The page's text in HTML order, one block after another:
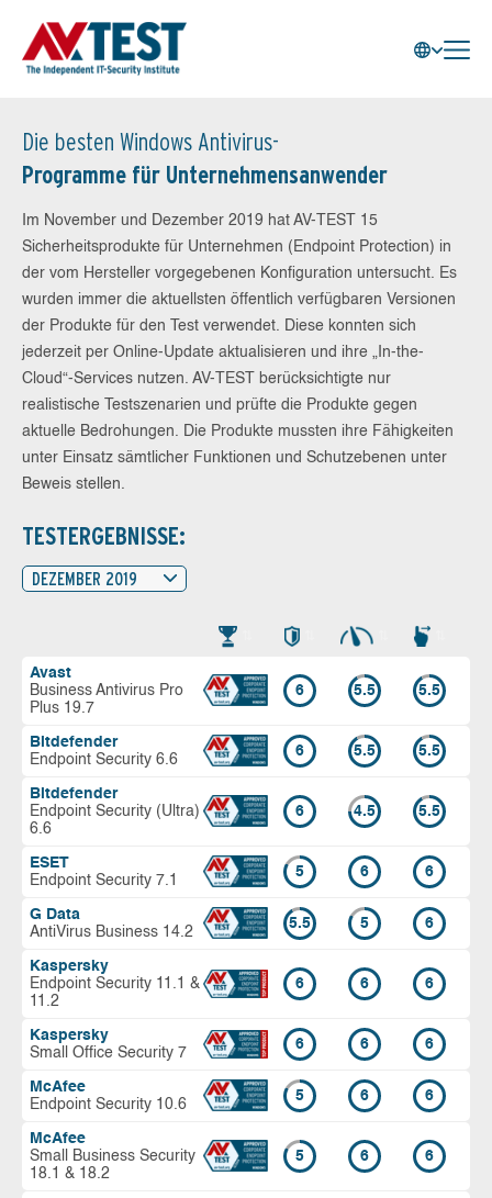
Die besten Windows Antivirus-
Programme für Unternehmensanwender
Im November und Dezember 2019 hat AV-TEST 15
Sicherheitsprodukte für Unternehmen (Endpoint Protection) in
der vom Hersteller vorgegebenen Konfiguration untersucht. Es
wurden immer die aktuellsten öffentlich verfügbaren Versionen
der Produkte für den Test verwendet. Diese konnten sich
jederzeit per Online-Update aktualisieren und ihre „In-the-
Cloud“-Services nutzen. AV-TEST berücksichtigte nur
realistische Testszenarien und prüfte die Produkte gegen
aktuelle Bedrohungen. Die Produkte mussten ihre Fähigkeiten
unter Einsatz sämtlicher Funktionen und Schutzebenen unter
Beweis stellen.
TESTERGEBNISSE:
DEZEMBER 2019
Avast
Business Antivirus Pro
Plus 19.7
6 5.5 5.5
Bitdefender
Endpoint Security 6.6
6 5.5 5.5
Bitdefender
Endpoint Security (Ultra)
6.6
6 4.5 5.5
ESET
Endpoint Security 7.1
5 6 6
G Data
AntiVirus Business 14.2
5.5 5 6
Kaspersky
Endpoint Security 11.1 &
11.2
6 6 6
Kaspersky
Small Office Security 7
6 6 6
McAfee
Endpoint Security 10.6
5 6 6
McAfee
Small Business Security
18.1 & 18.2
5 6 6